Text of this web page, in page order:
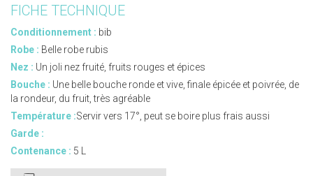
FICHE TECHNIQUE
Conditionnement : bib
Robe : Belle robe rubis
Nez : Un joli nez fruité, fruits rouges et épices
Bouche : Une belle bouche ronde et vive, finale épicée et poivrée, de
la rondeur, du fruit, très agréable
Température :Servir vers 17°, peut se boire plus frais aussi
Garde :
Contenance : 5 L